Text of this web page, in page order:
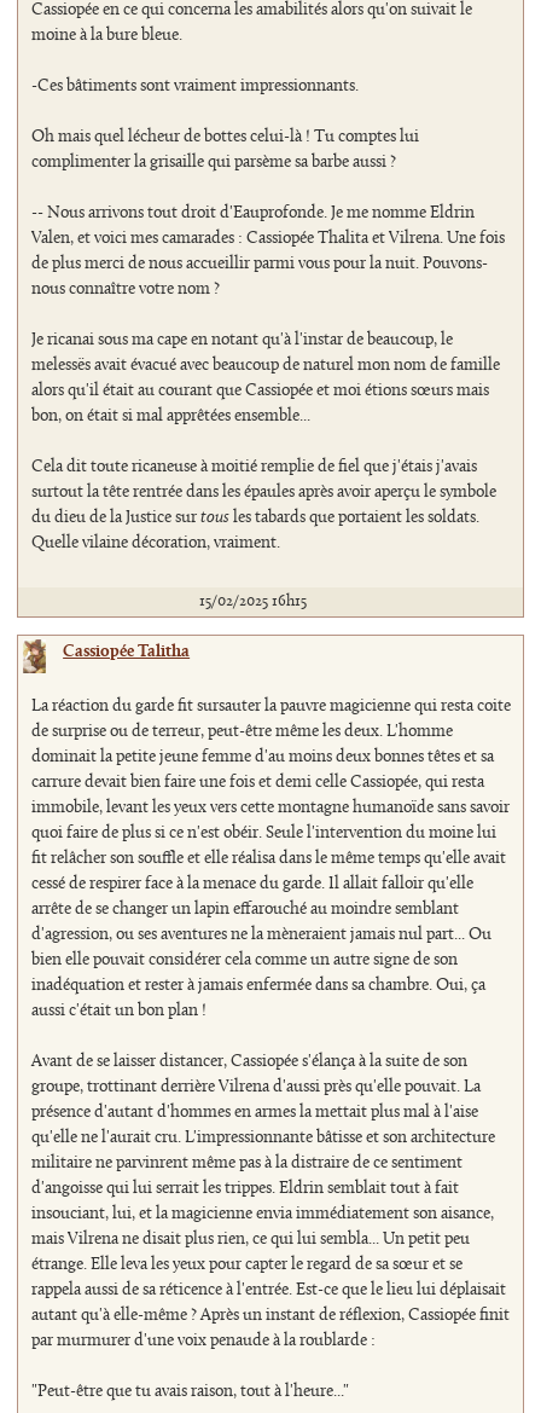
Cassiopée en ce qui concerna les amabilités alors qu'on suivait le
moine à la bure bleue.
-Ces bâtiments sont vraiment impressionnants.
Oh mais quel lécheur de bottes celui-là ! Tu comptes lui
complimenter la grisaille qui parsème sa barbe aussi ?
-- Nous arrivons tout droit d'Eauprofonde. Je me nomme Eldrin
Valen, et voici mes camarades : Cassiopée Thalita et Vilrena. Une fois
de plus merci de nous accueillir parmi vous pour la nuit. Pouvons-
nous connaître votre nom ?
Je ricanai sous ma cape en notant qu'à l'instar de beaucoup, le
melessës avait évacué avec beaucoup de naturel mon nom de famille
alors qu'il était au courant que Cassiopée et moi étions sœurs mais
bon, on était si mal apprêtées ensemble...
Cela dit toute ricaneuse à moitié remplie de fiel que j'étais j'avais
surtout la tête rentrée dans les épaules après avoir aperçu le symbole
du dieu de la Justice sur tousles tabards que portaient les soldats.
Quelle vilaine décoration, vraiment.
15/02/2025 16h15
Cassiopée Talitha
La réaction du garde fit sursauter la pauvre magicienne qui resta coite
de surprise ou de terreur, peut-être même les deux. L'homme
dominait la petite jeune femme d'au moins deux bonnes têtes et sa
carrure devait bien faire une fois et demi celle Cassiopée, qui resta
immobile, levant les yeux vers cette montagne humanoïde sans savoir
quoi faire de plus si ce n'est obéir. Seule l'intervention du moine lui
fit relâcher son souffle et elle réalisa dans le même temps qu'elle avait
cessé de respirer face à la menace du garde. Il allait falloir qu'elle
arrête de se changer un lapin effarouché au moindre semblant
d'agression, ou ses aventures ne la mèneraient jamais nul part... Ou
bien elle pouvait considérer cela comme un autre signe de son
inadéquation et rester à jamais enfermée dans sa chambre. Oui, ça
aussi c'était un bon plan !
Avant de se laisser distancer, Cassiopée s'élança à la suite de son
groupe, trottinant derrière Vilrena d'aussi près qu'elle pouvait. La
présence d'autant d'hommes en armes la mettait plus mal à l'aise
qu'elle ne l'aurait cru. L'impressionnante bâtisse et son architecture
militaire ne parvinrent même pas à la distraire de ce sentiment
d'angoisse qui lui serrait les trippes. Eldrin semblait tout à fait
insouciant, lui, et la magicienne envia immédiatement son aisance,
mais Vilrena ne disait plus rien, ce qui lui sembla... Un petit peu
étrange. Elle leva les yeux pour capter le regard de sa sœur et se
rappela aussi de sa réticence à l'entrée. Est-ce que le lieu lui déplaisait
autant qu'à elle-même ? Après un instant de réflexion, Cassiopée finit
par murmurer d'une voix penaude à la roublarde :
"Peut-être que tu avais raison, tout à l'heure..."